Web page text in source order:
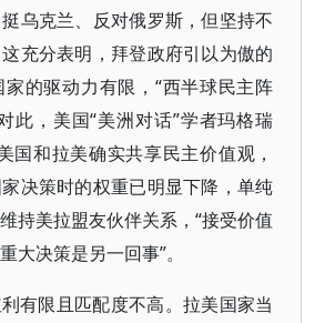
乌克兰、反对俄罗斯，但坚持不
充分表明，拜登政府引以为傲的
的驱动力有限，“西半球民主阵
此，美国“美洲对话”学者玛格瑞
国和拉美确实共享民主价值观，
决策时的权重已明显下降，单纯
持美拉盟友伙伴关系，“接受价值
大决策是另一回事”。
有限且匹配度不高。拉美国家当